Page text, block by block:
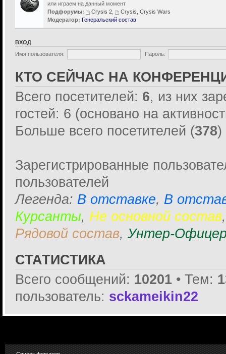
или играем на данный момент
Подфорумы:
Crysis 2
Crysis, Crysis Wars
Модератор: Генеральский состав
ВХОД
Имя пользователя:
Пароль:
КТО СЕЙЧАС НА
Всего посетителей: 6, из них
гостей: 6 (основано на
Больше всего посетителей (378)
Зарегистрированные
пользователей
Легенда: В отставке, В
Курсанты, Не основной состав
Рядовой состав, Унтер-
СТАТИСТИКА
Всего сообщений: 10201 • Тем:
пользователь: sckameikin22